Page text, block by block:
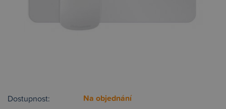
Dostupnost: Na objednání